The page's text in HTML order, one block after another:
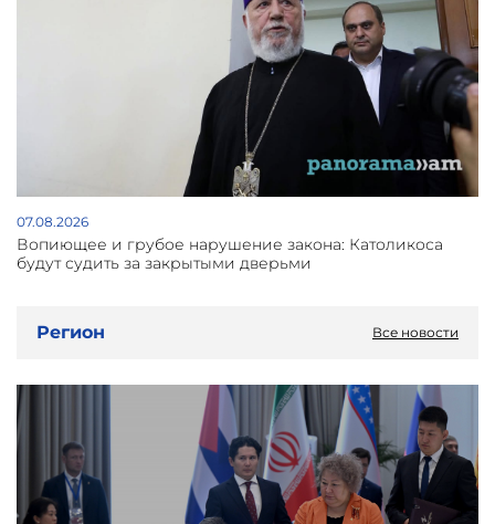
07.08.2026
Вопиющее и грубое нарушение закона: Католикоса
будут судить за закрытыми дверьми
Регион Все новости